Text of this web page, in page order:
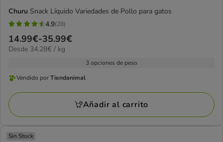
Churu Snack Líquido Variedades de Pollo para gatos
4.9
estrellas
con
opiniones
4.9(28)
Precio
de
a
14.99€-35.99€
34.28€
Desde 34.28€ / kg
3 opciones de peso
Vendido
por
Tiendanimal
Vendido porTiendanimal
Añadir al carrito
Sin Stock